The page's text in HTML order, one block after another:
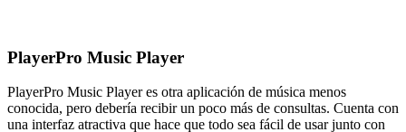
PlayerPro Music Player
PlayerPro Music Player es otra aplicación de música menos
conocida, pero debería recibir un poco más de consultas. Cuenta con
una interfaz atractiva que hace que todo sea fácil de usar junto con